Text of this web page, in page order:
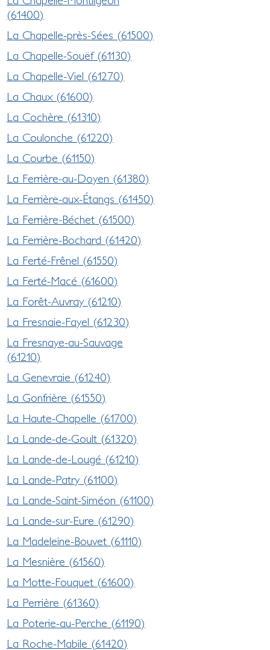
(61400)
La Chapelle-près-Sées (61500)
La Chapelle-Souëf (61130)
La Chapelle-Viel (61270)
La Chaux (61600)
La Cochère (61310)
La Coulonche (61220)
La Courbe (61150)
La Ferrière-au-Doyen (61380)
La Ferrière-aux-Étangs (61450)
La Ferrière-Béchet (61500)
La Ferrière-Bochard (61420)
La Ferté-Frênel (61550)
La Ferté-Macé (61600)
La Forêt-Auvray (61210)
La Fresnaie-Fayel (61230)
La Fresnaye-au-Sauvage
(61210)
La Genevraie (61240)
La Gonfrière (61550)
La Haute-Chapelle (61700)
La Lande-de-Goult (61320)
La Lande-de-Lougé (61210)
La Lande-Patry (61100)
La Lande-Saint-Siméon (61100)
La Lande-sur-Eure (61290)
La Madeleine-Bouvet (61110)
La Mesnière (61560)
La Motte-Fouquet (61600)
La Perrière (61360)
La Poterie-au-Perche (61190)
La Roche-Mabile (61420)